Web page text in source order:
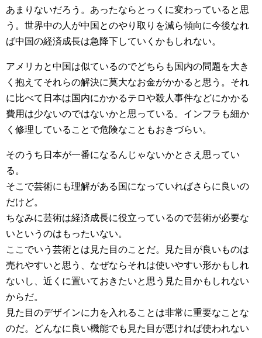
あまりないだろう。あったならとっくに変わっていると思
う。世界中の人が中国とのやり取りを減ら傾向に今後なれ
ば中国の経済成長は急降下していくかもしれない。
アメリカと中国は似ているのでどちらも国内の問題を大き
く抱えてそれらの解決に莫大なお金がかかると思う。それ
に比べて日本は国内にかかるテロや殺人事件などにかかる
費用は少ないのではないかと思っている。インフラも細か
く修理していることで危険なこともおきづらい。
そのうち日本が一番になるんじゃないかとさえ思ってい
る。
そこで芸術にも理解がある国になっていればさらに良いの
だけど。
ちなみに芸術は経済成長に役立っているので芸術が必要な
いというのはもったいない。
ここでいう芸術とは見た目のことだ。見た目が良いものは
売れやすいと思う、なぜならそれは使いやすい形かもしれ
ないし、近くに置いておきたいと思う見た目かもしれない
からだ。
見た目のデザインに力を入れることは非常に重要なことな
のだ。どんなに良い機能でも見た目が悪ければ使われない